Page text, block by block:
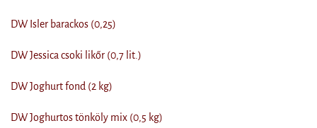
DW Isler barackos (0,25)
DW Jessica csoki likőr (0,7 lit.)
DW Joghurt fond (2 kg)
DW Joghurtos tönköly mix (0,5 kg)